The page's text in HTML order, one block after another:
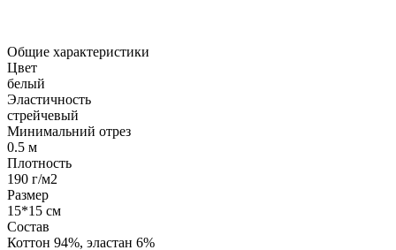
Общие характеристики
Цвет
белый
Эластичность
стрейчевый
Минимальний отрез
0.5 м
Плотность
190 г/м2
Размер
15*15 см
Состав
Коттон 94%, эластан 6%